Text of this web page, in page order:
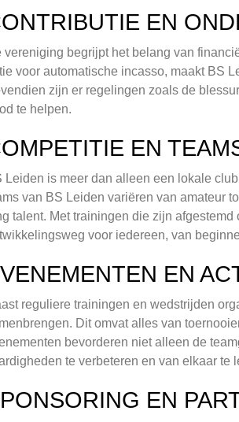
EN
vereniging begrijpt het belang van
voor automatische incasso, maakt BS
zijn er regelingen zoals de
te helpen.
EN
Leiden is meer dan alleen een lokale
van BS Leiden variëren van amateur
talent. Met trainingen die zijn
voor iedereen, van
EN
reguliere trainingen en wedstrijden
Dit omvat alles van
bevorderen niet alleen de
te verbeteren en van elkaar te
EN